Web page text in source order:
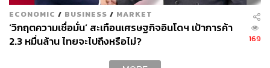
ECONOMIC / BUSINESS / MARKET
‘วิกฤตความเชื่อมั่น’ สะเทือนเศรษฐกิจอินโดฯ เป้าการค้า
2.3 หมื่นล้าน ไทยจะไปถึงหรือไม่?
169